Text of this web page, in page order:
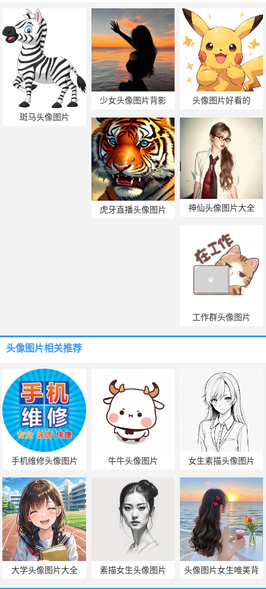
斑马头像图片
少女头像图片背影 头像图片好看的
虎牙直播头像图片 神仙头像图片大全
工作群头像图片
头像图片相关推荐
手机维修头像图片 牛牛头像图片 女生素描头像图片
大学头像图片大全 素描女生头像图片
头像图片女生唯美背